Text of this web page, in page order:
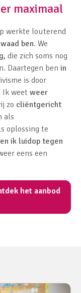
maximaal
werkte louterend
ben. We
die zich soms nog
Daartegen ben in
is door
Ik weet weer
zo cliëntgericht
als
oplossing te
ik luidop tegen
eens een
het aanbod